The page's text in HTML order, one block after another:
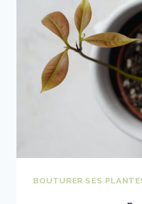
BOUTURER SES